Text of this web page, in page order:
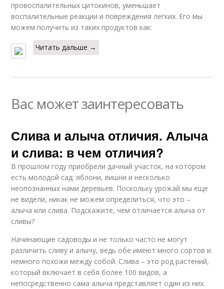
провоспалительных цитокинов, уменьшает
воспалительные реакции и повреждения легких. Его мы
можем получить из таких продуктов как:
Читать дальше →
Вас может заинтересовать
Слива и алыча отличия. Алыча
и слива: в чем отличия?
В прошлом году приобрели дачный участок, на котором
есть молодой сад: яблони, вишни и несколько
неопознанных нами деревьев. Поскольку урожай мы еще
не видели, никак не можем определиться, что это –
алыча или слива. Подскажите, чем отличается алыча от
сливы?
Начинающие садоводы и не только часто не могут
различить сливу и алычу, ведь обе имеют много сортов и
немного похожи между собой. Слива – это род растений,
который включает в себя более 100 видов, а
непосредственно сама алыча представляет один из них.